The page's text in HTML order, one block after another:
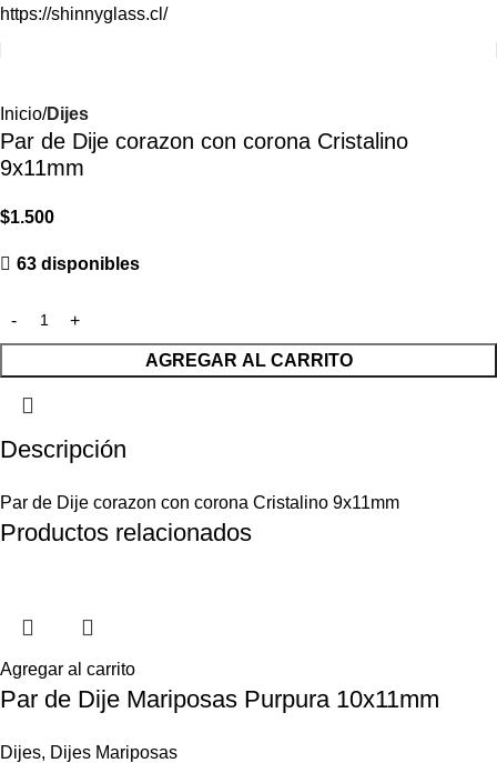
https://shinnyglass.cl/
Inicio Dijes
Par de Dije corazon con corona Cristalino
9x11mm
$1.500
63 disponibles
AGREGAR AL CARRITO
Descripción
Par de Dije corazon con corona Cristalino 9x11mm
Productos relacionados
Agregar al carrito
Par de Dije Mariposas Purpura 10x11mm
Dijes, Dijes Mariposas